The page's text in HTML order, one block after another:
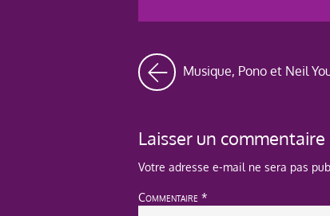
Musique, Pono et Neil
Laisser un commentaire
Votre adresse e-mail ne sera pas
Commentaire *